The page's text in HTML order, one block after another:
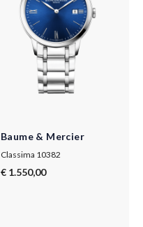
Baume & Mercier
Classima 10382
€ 1.550,00